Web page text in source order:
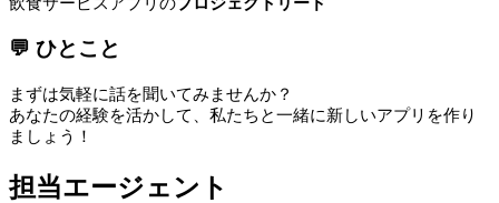
💬 ひとこと
まずは気軽に話を聞いてみませんか？
あなたの経験を活かして、私たちと一緒に新しいアプリを作り
ましょう！
担当エージェント